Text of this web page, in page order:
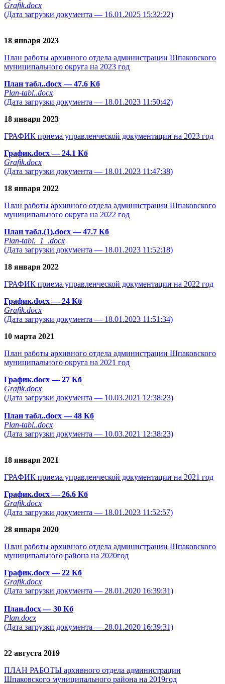
Grafik.docx
(Дата загрузки документа — 16.01.2025 15:32:22)
18 января 2023
План работы архивного отдела администрации Шпаковского
муниципального округа на 2023 год
План табл..docx— 47.6 Кб
Plan-tabl..docx
(Дата загрузки документа — 18.01.2023 11:50:42)
18 января 2023
ГРАФИК приема управленческой документации на 2023 год
График.docx— 24.1 Кб
Grafik.docx
(Дата загрузки документа — 18.01.2023 11:47:38)
18 января 2022
План работы архивного отдела администрации Шпаковского
муниципального округа на 2022 год
План табл.(1).docx— 47.7 Кб
Plan-tabl._1_.docx
(Дата загрузки документа — 18.01.2023 11:52:18)
18 января 2022
ГРАФИК приема управленческой документации на 2022 год
График.docx— 24 Кб
Grafik.docx
(Дата загрузки документа — 18.01.2023 11:51:34)
10 марта 2021
План работы архивного отдела администрации Шпаковского
муниципального округа на 2021 год
График.docx— 27 Кб
Grafik.docx
(Дата загрузки документа — 10.03.2021 12:38:23)
План табл..docx— 48 Кб
Plan-tabl..docx
(Дата загрузки документа — 10.03.2021 12:38:23)
18 января 2021
ГРАФИК приема управленческой документации на 2021 год
График.docx— 26.6 Кб
Grafik.docx
(Дата загрузки документа — 18.01.2023 11:52:57)
28 января 2020
План работы архивного отдела администрации Шпаковского
муниципального района на 2020год
График.docx— 22 Кб
Grafik.docx
(Дата загрузки документа — 28.01.2020 16:39:31)
План.docx— 30 Кб
Plan.docx
(Дата загрузки документа — 28.01.2020 16:39:31)
22 августа 2019
ПЛАН РАБОТЫ архивного отдела администрации
Шпаковского муниципального района на 2019год